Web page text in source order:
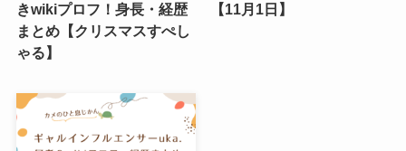
きwikiプロフ！身長・経歴
まとめ【クリスマスすぺし
ゃる】
【11月1日】